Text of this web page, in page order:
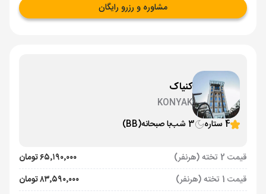
مشاوره و رزرو رایگان
کنیاک
KONYAK
4 ستاره
3 شب با صبحانه(BB)
قیمت 2 تخته (هرنفر)
۶۵٬۱۹۰٬۰۰۰ تومان
قیمت 1 تخته (هرنفر)
۸۳٬۵۹۰٬۰۰۰ تومان